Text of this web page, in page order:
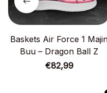
Baskets Air Force 1
Buu – Dragon Ball Z
€82,99